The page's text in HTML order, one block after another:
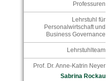
Professuren
Lehrstuhl für
Personalwirtschaft und
Business Governance
Lehrstuhlteam
Prof. Dr. Anne-Katrin Neyer
Sabrina Rockau